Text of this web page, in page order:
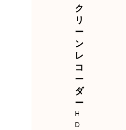
ク
リ
ー
ン
レ
コ
ー
ダ
ー
H
D